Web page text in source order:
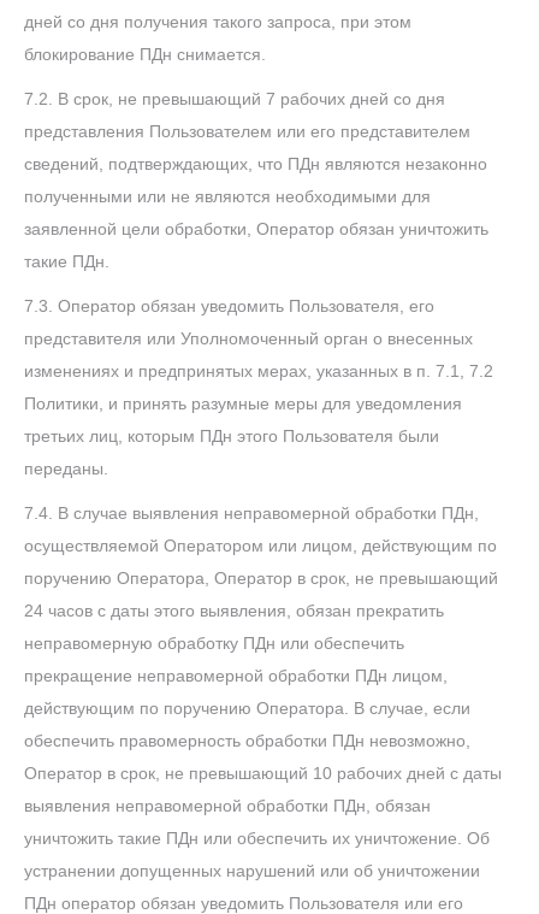
дней со дня получения такого запроса, при этом
блокирование ПДн снимается.
7.2. В срок, не превышающий 7 рабочих дней со дня
представления Пользователем или его представителем
сведений, подтверждающих, что ПДн являются незаконно
полученными или не являются необходимыми для
заявленной цели обработки, Оператор обязан уничтожить
такие ПДн.
7.3. Оператор обязан уведомить Пользователя, его
представителя или Уполномоченный орган о внесенных
изменениях и предпринятых мерах, указанных в п. 7.1, 7.2
Политики, и принять разумные меры для уведомления
третьих лиц, которым ПДн этого Пользователя были
переданы.
7.4. В случае выявления неправомерной обработки ПДн,
осуществляемой Оператором или лицом, действующим по
поручению Оператора, Оператор в срок, не превышающий
24 часов с даты этого выявления, обязан прекратить
неправомерную обработку ПДн или обеспечить
прекращение неправомерной обработки ПДн лицом,
действующим по поручению Оператора. В случае, если
обеспечить правомерность обработки ПДн невозможно,
Оператор в срок, не превышающий 10 рабочих дней с даты
выявления неправомерной обработки ПДн, обязан
уничтожить такие ПДн или обеспечить их уничтожение. Об
устранении допущенных нарушений или об уничтожении
ПДн оператор обязан уведомить Пользователя или его